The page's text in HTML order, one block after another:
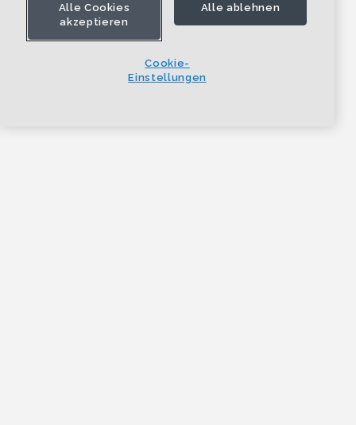
Alle Cookies
akzeptieren
Alle ablehnen
Cookie-
Einstellungen